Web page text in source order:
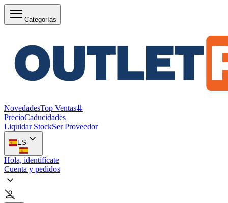
Categorías
NovedadesTop Ventas⇊
PrecioCaducidades
Liquidar StockSer Proveedor
ES
Hola, identifícate
Cuenta y pedidos